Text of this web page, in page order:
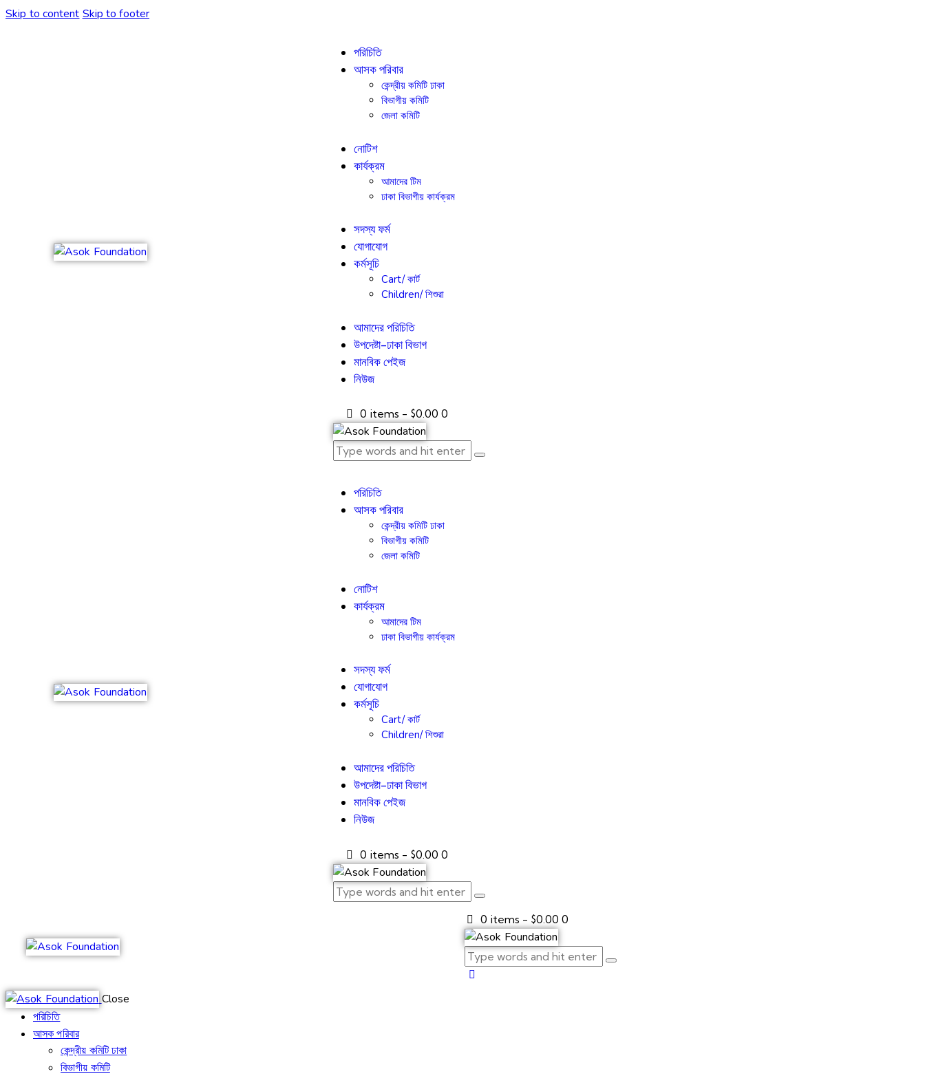
Skip to content Skip to footer
পরিচিতি
আসক পরিবার
কেন্দ্রীয় কমিটি ঢাকা
বিভাগীয় কমিটি
জেলা কমিটি
নোটিশ
কার্যক্রম
আমাদের টিম
ঢাকা বিভাগীয় কার্যক্রম
সদস্য ফর্ম
যোগাযোগ
কর্মসূচি
Cart/ কার্ট
Children/ শিশুরা
আমাদের পরিচিতি
উপদেষ্টা-ঢাকা বিভাগ
মানবিক পেইজ
নিউজ
0 items - $0.00 0
পরিচিতি
আসক পরিবার
কেন্দ্রীয় কমিটি ঢাকা
বিভাগীয় কমিটি
জেলা কমিটি
নোটিশ
কার্যক্রম
আমাদের টিম
ঢাকা বিভাগীয় কার্যক্রম
সদস্য ফর্ম
যোগাযোগ
কর্মসূচি
Cart/ কার্ট
Children/ শিশুরা
আমাদের পরিচিতি
উপদেষ্টা-ঢাকা বিভাগ
মানবিক পেইজ
নিউজ
0 items - $0.00 0
0 items - $0.00 0
Close
পরিচিতি
আসক পরিবার
কেন্দ্রীয় কমিটি ঢাকা
বিভাগীয় কমিটি